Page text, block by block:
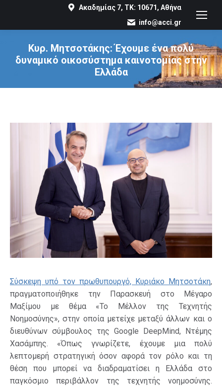
Ακαδημίας 7, ΤΚ: 10671, Αθήνα
info@acci.gr
Κυρ. Μητσοτάκης: Έχουμε ένα πολύ
δυναμικό οικοσύστημα καινοτομίας στην
Ελλάδα
You are here:
Σύσκεψη υπό τον πρωθυπουργό, Κυριάκο Μητσοτάκη,
πραγματοποιήθηκε την Παρασκευή στο Μέγαρο
Μαξίμου με θέμα «Το Μέλλον της Τεχνητής
Νοημοσύνης», στην οποία μετείχε μεταξύ άλλων και ο
διευθύνων σύμβουλος της Google DeepMind, Ντέμης
Χασάμπης. «Όπως γνωρίζετε, έχουμε μια πολύ
λεπτομερή στρατηγική όσον αφορά τον ρόλο και τη
θέση που μπορεί να διαδραματίσει η Ελλάδα στο
παγκόσμιο περιβάλλον της τεχνητής νοημοσύνης.